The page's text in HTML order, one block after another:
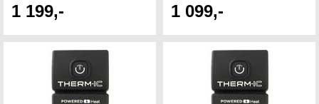
1 199,- 1 099,-